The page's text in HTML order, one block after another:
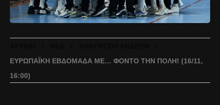
ΕΥΡΩΠΑΪΚΉ ΕΒΔΟΜΆΔΑ ΜΕ… ΦΌΝΤΟ ΤΗΝ ΠΌΛΗ! (16/11,
16:00)